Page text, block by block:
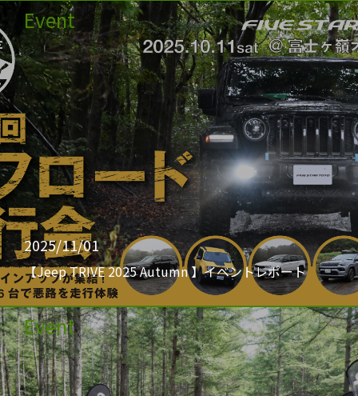
Event
2025/11/01
【Jeep TRIVE 2025 Autumn 】イベントレポート
Event